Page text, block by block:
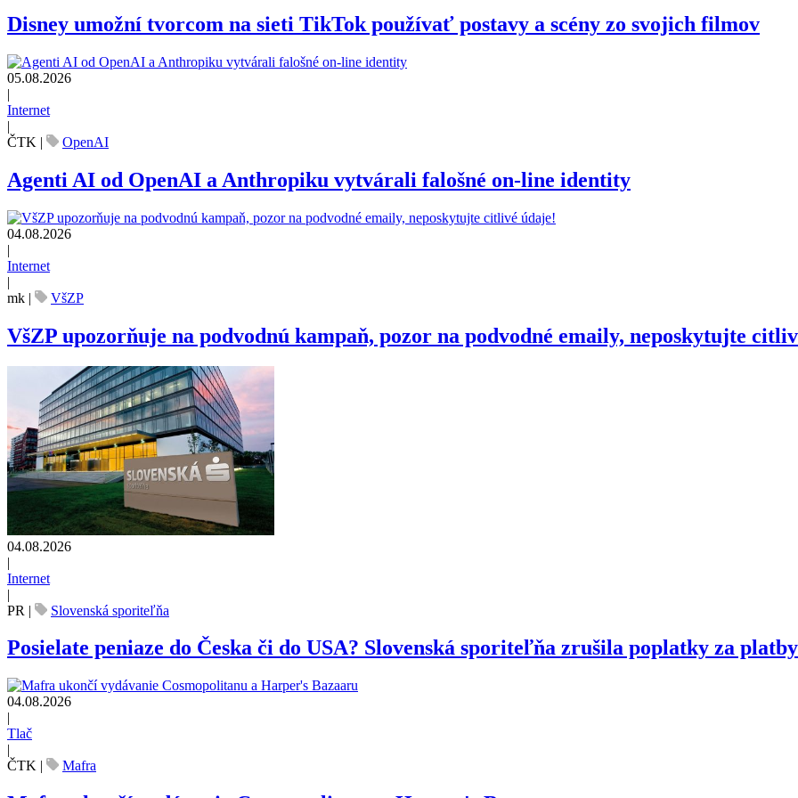
Disney umožní tvorcom na sieti TikTok používať postavy a scény zo svojich filmov
05.08.2026
|
Internet
|
ČTK | OpenAI
Agenti AI od OpenAI a Anthropiku vytvárali falošné on-line identity
04.08.2026
|
Internet
|
mk | VšZP
VšZP upozorňuje na podvodnú kampaň, pozor na podvodné emaily, neposkytujte
04.08.2026
|
Internet
|
PR | Slovenská sporiteľňa
Posielate peniaze do Česka či do USA? Slovenská sporiteľňa zrušila poplatky za
04.08.2026
|
Tlač
|
ČTK | Mafra